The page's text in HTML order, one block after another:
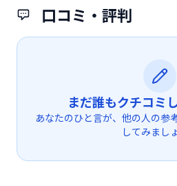
口コミ・評判
まだ誰もクチコミ
あなたのひと言が、他の人の参
してみまし